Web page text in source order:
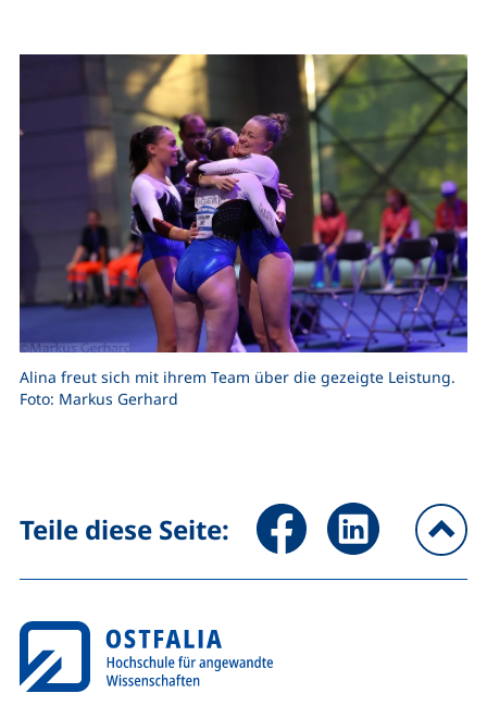
Alina freut sich mit ihrem Team über die gezeigte Leistung.
Foto: Markus Gerhard
Teile diese Seite: Seite über Facebook teilen
Seite über